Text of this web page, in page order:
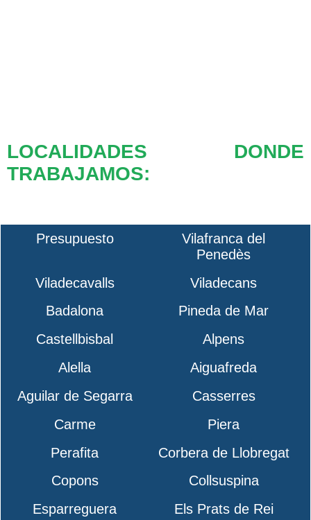
LOCALIDADES DONDE
TRABAJAMOS:
Presupuesto
Vilafranca del
Penedès
Viladecavalls
Viladecans
Badalona
Pineda de Mar
Castellbisbal
Alpens
Alella
Aiguafreda
Aguilar de Segarra
Casserres
Carme
Piera
Perafita
Corbera de Llobregat
Copons
Collsuspina
Esparreguera
Els Prats de Rei